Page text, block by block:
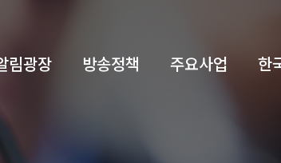
림광장 방송정책 주요사업 한